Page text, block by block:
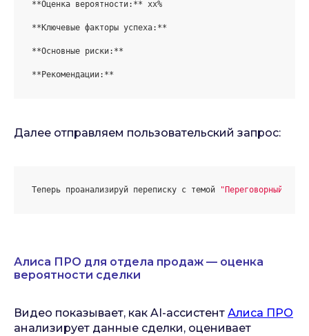
**Оценка вероятности:** xx%
**Ключевые факторы успеха:**
**Основные риски:**
**Рекомендации:**
Далее отправляем пользовательский запрос:
Теперь проанализируй переписку с темой "Переговорный
Алиса ПРО для отдела продаж — оценка
вероятности сделки
Видео показывает, как AI-ассистент Алиса ПРО
анализирует данные сделки, оценивает